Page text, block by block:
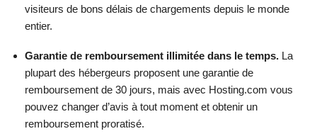
visiteurs de bons délais de chargements depuis le monde
entier.
Garantie de remboursement illimitée dans le temps. La
plupart des hébergeurs proposent une garantie de
remboursement de 30 jours, mais avec Hosting.com vous
pouvez changer d’avis à tout moment et obtenir un
remboursement proratisé.